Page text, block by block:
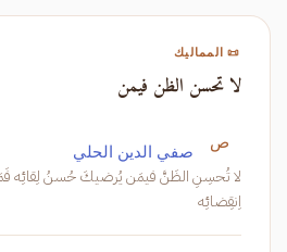
📜 المماليك
لا تحسن الظن فيمن
ص صفي الدين الحلي
اِنقِضائِه